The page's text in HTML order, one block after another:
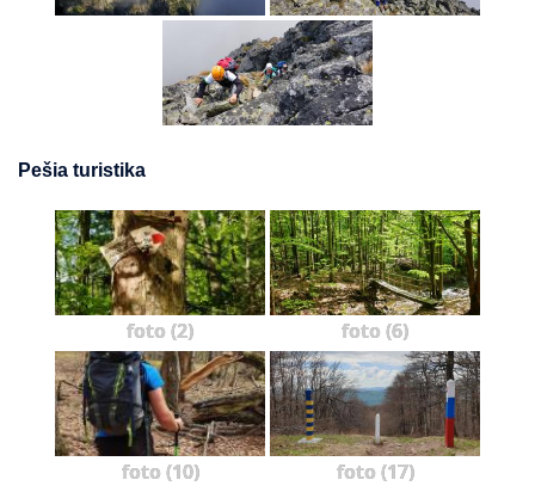
Pešia turistika
foto (2) foto (6)
foto (10) foto (17)